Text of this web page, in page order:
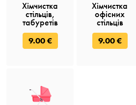
Хімчистка
стільців,
табуретів
9.00 €
Хімчистка
офісних
стільців
9.00 €